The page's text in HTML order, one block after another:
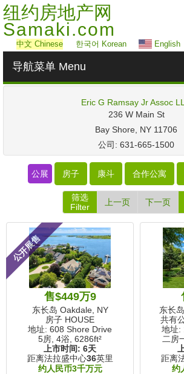
纽约房地产网
Samaki.com
中文 Chinese 한국어 Korean English
导航菜单 Menu
Eric G Ramsay Jr Assoc
‎236 W Main St
Bay Shore, NY 11706
公司: 631-665-1500
公展 房子 康斗 合作公寓
筛选
Filter
上一页 下一页
公开展售
售$449万9
东长岛 Oakdale, NY
房子 HOUSE
地址: 608 Shore Drive
5房, 4浴, 6286ft²
上市时间: 6天
距离法拉盛中心36英里
约人民币3千万元
东长
共有
地址:
二房
距离
约